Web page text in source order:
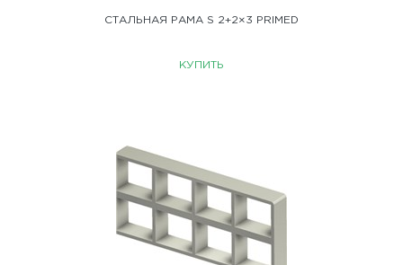
СТАЛЬНАЯ РАМА S 2+2×3 PRIMED
КУПИТЬ